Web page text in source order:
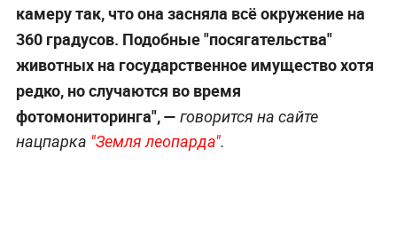
камеру так, что она засняла всё окружение на
360 градусов. Подобные "посягательства"
животных на государственное имущество хотя
редко, но случаются во время
фотомониторинга", — говорится на сайте
нацпарка "Земля леопарда".